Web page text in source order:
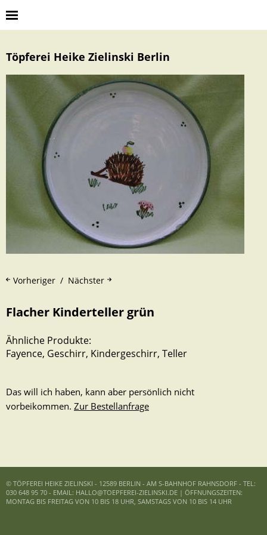
Töpferei Heike Zielinski Berlin
Nächster
Vorheriger
Flacher Kinderteller grün
Ähnliche Produkte:
Fayence, Geschirr, Kindergeschirr, Teller
Das will ich haben, kann aber persönlich nicht
vorbeikommen. Zur Bestellanfrage
© TÖPFEREI HEIKE ZIELINSKI - 12589 BERLIN - AM S-BAHNHOF RAHNSDORF - TEL:
030 648 95 70 - EMAIL: HALLO@TOEPFEREI-ZIELINSKI.DE | ÖFFNUNGSZEITEN:
MONTAG BIS FREITAG VON 10 BIS 18 UHR, SAMSTAGS VON 10 BIS 14 UHR